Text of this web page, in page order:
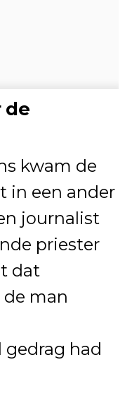
de
kwam de
in een ander
journalist
priester
dat
man
had